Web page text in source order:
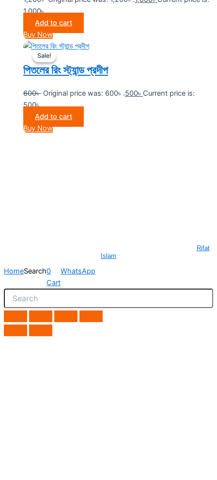
1,000৳ .
Add to cart
Buy Now
Sale!
Sale!
পিতলের রিং স্ট্যান্ড প্রদীপ
600৳ Original price was: 600৳ .500৳ Current price is:
500৳ .
Add to cart
Buy Now
Rifat
Islam
HomeSearch0
Cart
WhatsApp